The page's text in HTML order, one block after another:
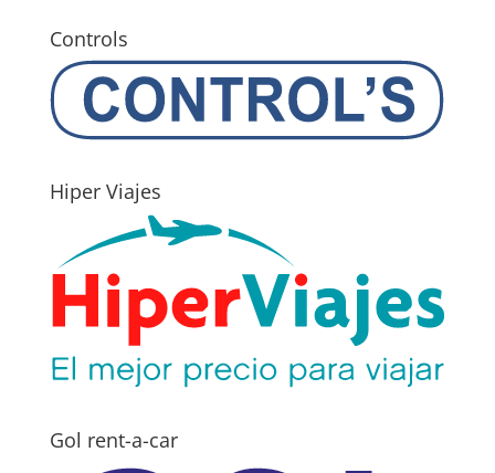
Controls
Hiper Viajes
Gol rent-a-car